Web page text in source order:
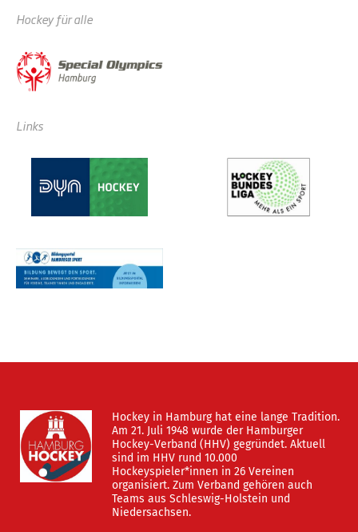
Hockey für alle
Links
Hockey in Hamburg hat eine lange Tradition.
Am 21. Juli 1948 wurde der Hamburger
Hockey-Verband (HHV) gegründet. Aktuell
sind im HHV rund 10.000
Hockeyspieler*innen in 26 Vereinen
organisiert. Zum Verband gehören auch
Teams aus Schleswig-Holstein und
Niedersachsen.